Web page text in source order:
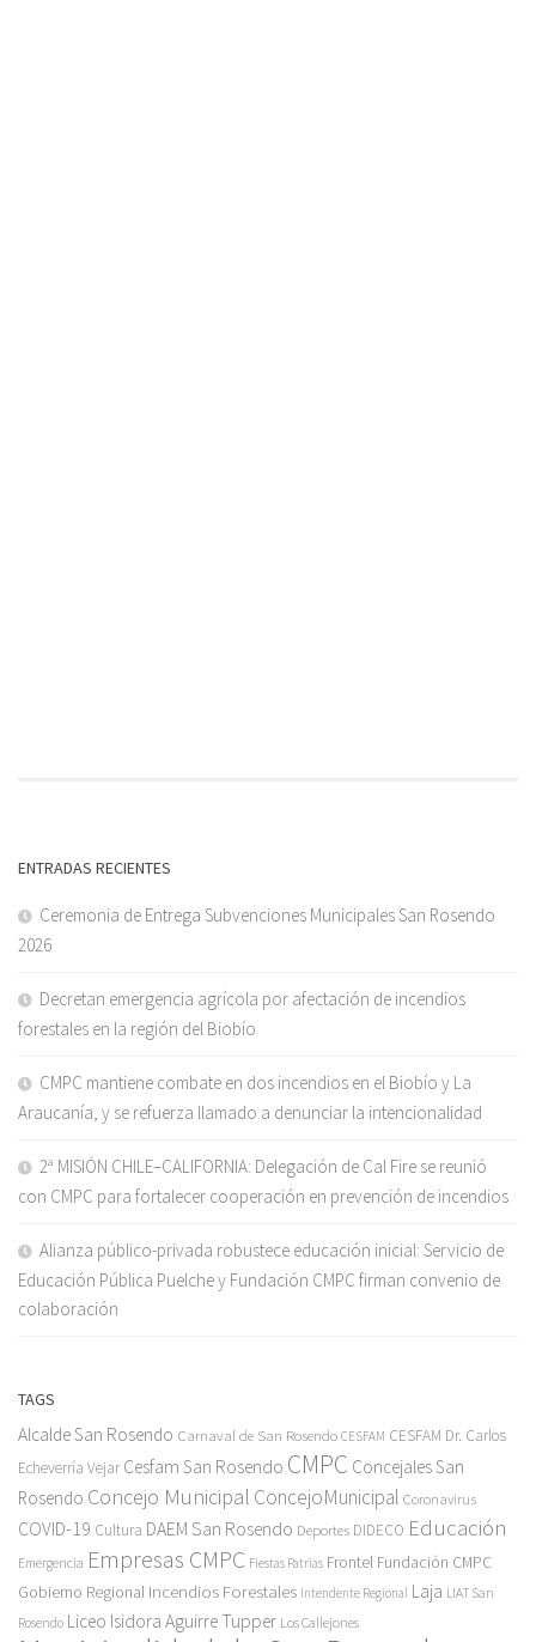
ENTRADAS RECIENTES
Ceremonia de Entrega Subvenciones Municipales San Rosendo
2026
Decretan emergencia agrícola por afectación de incendios
forestales en la región del Biobío
CMPC mantiene combate en dos incendios en el Biobío y La
Araucanía, y se refuerza llamado a denunciar la intencionalidad
2ª MISIÓN CHILE–CALIFORNIA: Delegación de Cal Fire se reunió
con CMPC para fortalecer cooperación en prevención de incendios
Alianza público-privada robustece educación inicial: Servicio de
Educación Pública Puelche y Fundación CMPC firman convenio de
colaboración
TAGS
Alcalde San Rosendo Carnaval de San Rosendo CESFAM CESFAM Dr. Carlos
Echeverría Vejar Cesfam San Rosendo CMPC Concejales San
Rosendo Concejo Municipal ConcejoMunicipal Coronavirus
COVID-19 Cultura DAEM San Rosendo Deportes DIDECO Educación
Emergencia Empresas CMPC Fiestas Patrias Frontel Fundación CMPC
Gobierno Regional Incendios Forestales Intendente Regional Laja LIAT San
Rosendo Liceo Isidora Aguirre Tupper Los Callejones